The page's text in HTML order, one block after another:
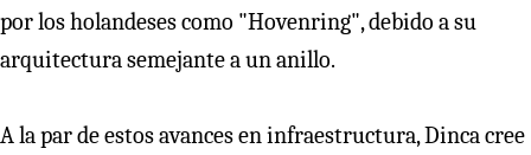
por los holandeses como "Hovenring", debido a su
arquitectura semejante a un anillo.
A la par de estos avances en infraestructura, Dinca cree